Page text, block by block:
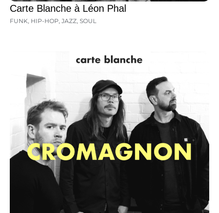
Carte Blanche à Léon Phal
FUNK, HIP-HOP, JAZZ, SOUL